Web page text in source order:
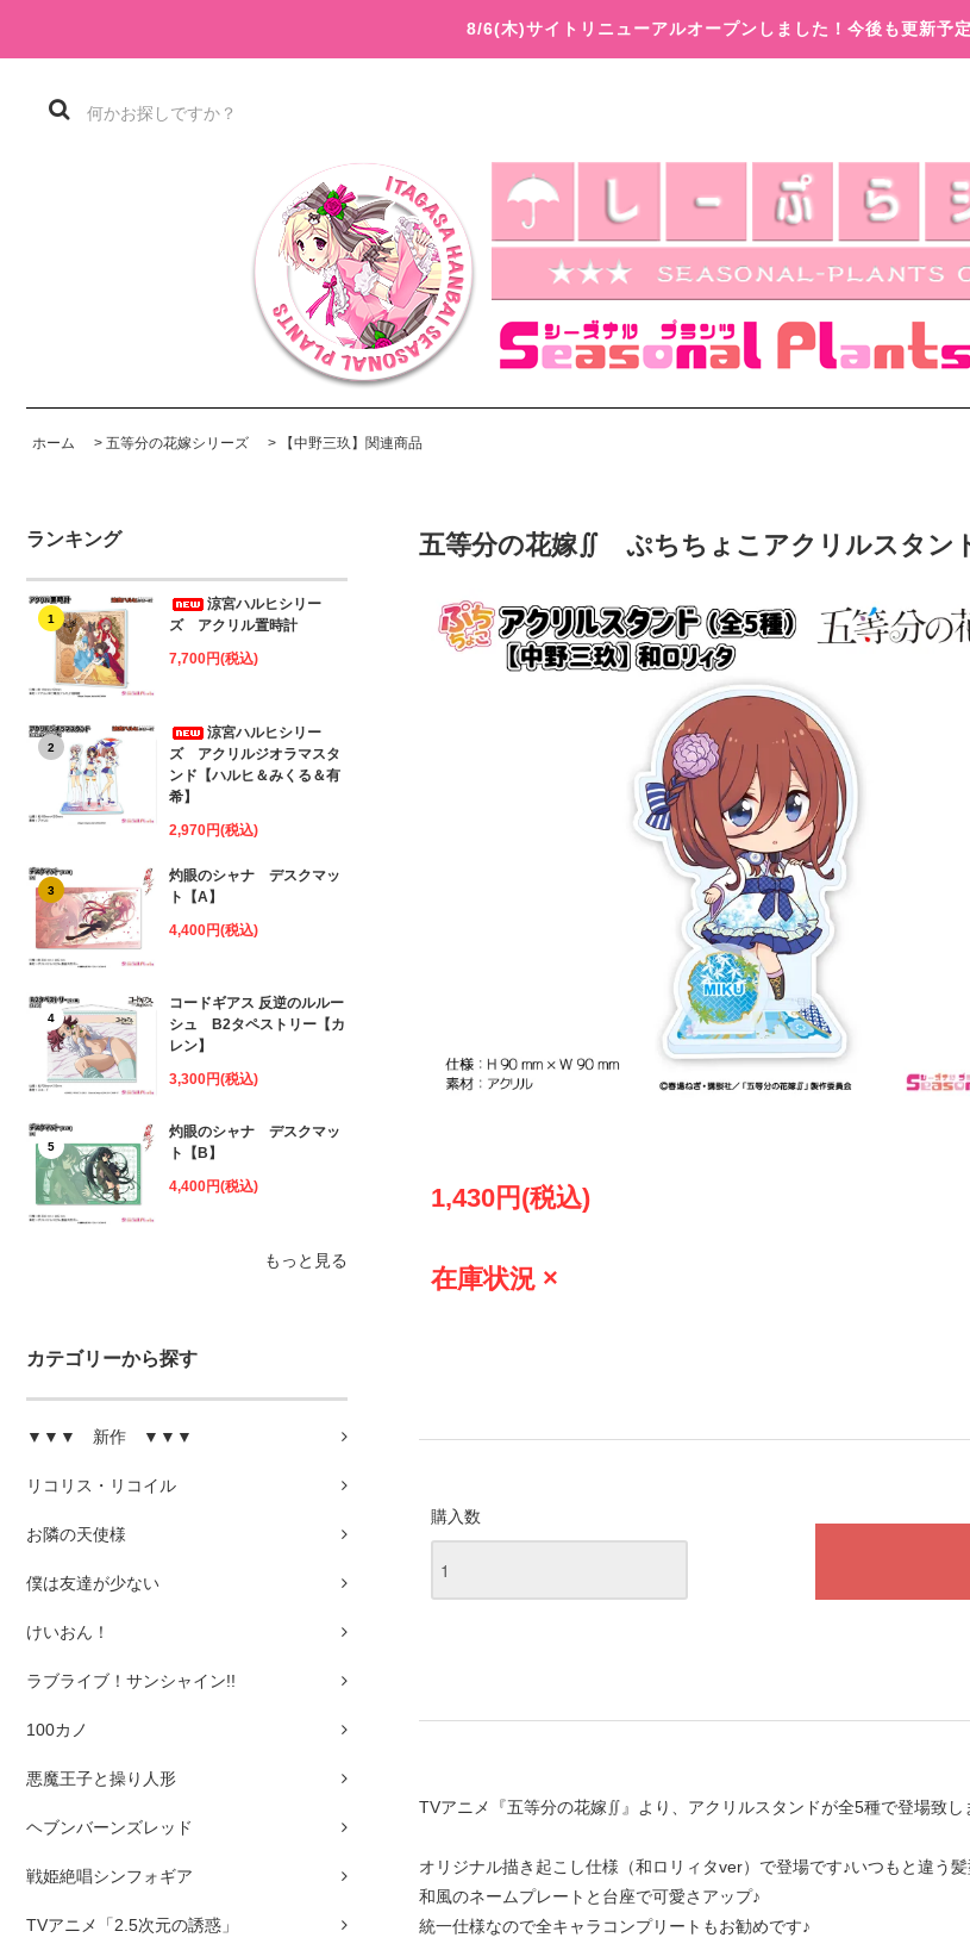
8/6(木)サイトリニューアルオープンしました！今後も更新予
ホーム > 五等分の花嫁シリーズ > 【中野三玖】関連商品
ランキング
1
涼宮ハルヒシリー
ズ アクリル置時計
7,700円(税込)
2
涼宮ハルヒシリー
ズ アクリルジオラマスタ
ンド【ハルヒ＆みくる＆有
希】
2,970円(税込)
3
灼眼のシャナ デスクマッ
ト【A】
4,400円(税込)
4
コードギアス 反逆のルルー
シュ B2タペストリー【カ
レン】
3,300円(税込)
5
灼眼のシャナ デスクマッ
ト【B】
4,400円(税込)
もっと見る
カテゴリーから探す
▼▼▼ 新作 ▼▼▼
リコリス・リコイル
お隣の天使様
僕は友達が少ない
けいおん！
ラブライブ！サンシャイン!!
100カノ
悪魔王子と操り人形
ヘブンバーンズレッド
戦姫絶唱シンフォギア
TVアニメ「2.5次元の誘惑」
五等分の花嫁∬ ぷちちょこアクリルスタン
1,430円(税込)
在庫状況 ×
購入数
TVアニメ『五等分の花嫁∬』より、アクリルスタンドが全5種で登場致し
オリジナル描き起こし仕様（和ロリィタver）で登場です♪いつもと違う髪
和風のネームプレートと台座で可愛さアップ♪
統一仕様なので全キャラコンプリートもお勧めです♪